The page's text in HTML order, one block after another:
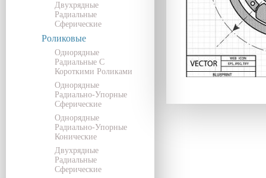
Двухрядные
Радиальные
Сферические
Роликовые
Однорядные
Радиальные С
Короткими Роликами
Однорядные
Радиально-Упорные
Сферические
Однорядные
Радиально-Упорные
Конические
Двухрядные
Радиальные
Сферические